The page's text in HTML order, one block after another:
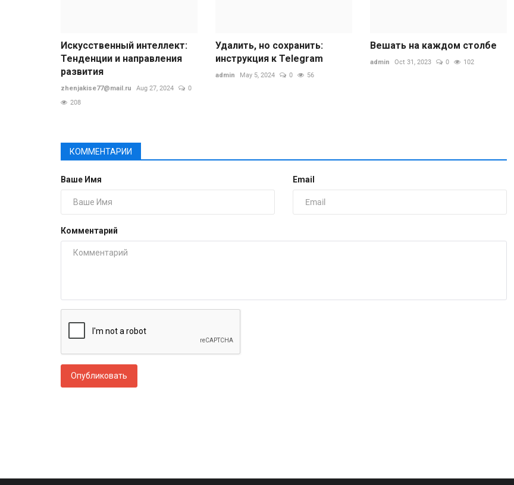
Искусственный интеллект:
Тенденции и направления
развития
zhenjakise77@mail.ru Aug 27, 2024
0
208
Удалить, но сохранить:
инструкция к Telegram
admin May 5, 2024 0 56
Вешать на каждом столбе
admin Oct 31, 2023 0 102
КОММЕНТАРИИ
Ваше Имя Email
Комментарий
Опубликовать